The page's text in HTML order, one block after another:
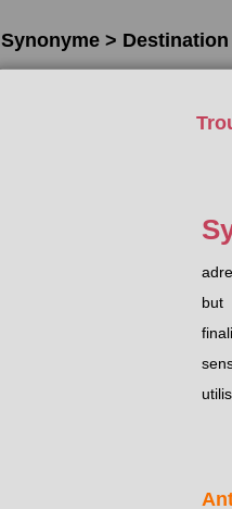
Synonyme > Destination
but